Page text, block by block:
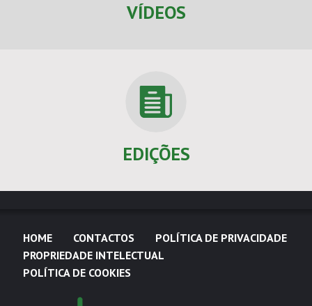
VÍDEOS
EDIÇÕES
HOME CONTACTOS
POLÍTICA DE PRIVACIDADE
PROPRIEDADE INTELECTUAL
POLÍTICA DE COOKIES